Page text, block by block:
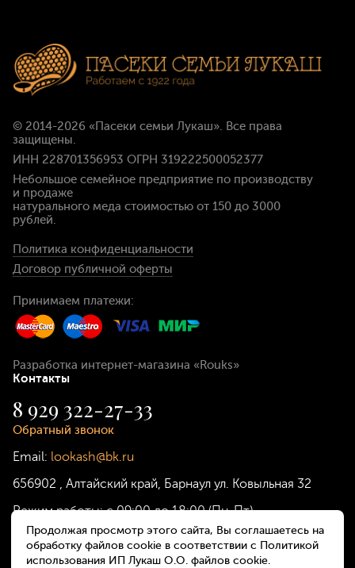
© 2014-2026 «Пасеки семьи Лукаш». Все права
защищены.
ИНН 228701356953 ОГРН 319222500052377
Небольшое семейное предприятие по производству
и продаже
натурального меда стоимостью от 150 до 3000
рублей.
Политика конфиденциальности
Договор публичной оферты
Принимаем платежи:
Разработка интернет-магазина «Rouks»
Контакты
8 929 322-27-33
Обратный звонок
Email: lookash@bk.ru
656902
Алтайский край, Барнаул ул. Ковыльная 32
Режим работы:с 09:00 до 18:00 (Пн-Пт)
Продолжая просмотр этого сайта, Вы соглашаетесь на
обработку файлов cookie в соответствии с Политикой
использования ИП Лукаш О.О. файлов cookie.